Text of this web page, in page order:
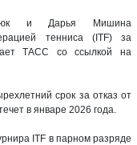
и Дарья Мишина
тенниса (ITF) за
ТАСС со ссылкой на
срок за отказ от
в январе 2026 года.
ITF в парном разряде